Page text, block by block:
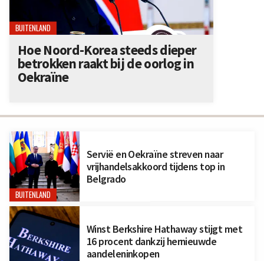
BUITENLAND
Servië en Oekraïne streven naar
vrijhandelsakkoord tijdens top in
Belgrado
Winst Berkshire Hathaway stijgt met
16 procent dankzij hernieuwde
aandeleninkopen
BUITENLAND
Hoe Noord-Korea steeds dieper
betrokken raakt bij de oorlog in
Oekraïne